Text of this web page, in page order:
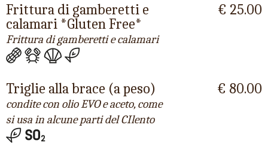
Frittura di gamberetti e
calamari *Gluten Free*
Frittura di gamberetti e calamari
€ 25.00
Triglie alla brace (a peso)
condite con olio EVO e aceto, come
si usa in alcune parti del CIlento
€ 80.00